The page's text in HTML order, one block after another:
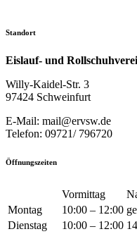
Standort
Eislauf- und
Willy-Kaidel-Str. 3
97424 Schweinfurt
E-Mail: mail@ervsw.de
Telefon: 09721/ 796720
Öffnungszeiten
Vormittag
Montag
10:00 – 12:00
Dienstag
10:00 – 12:00